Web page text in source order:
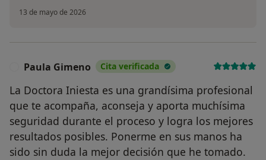
13 de mayo de 2026
Paula Gimeno Cita verificada
La Doctora Iniesta es una grandísima profesional
que te acompaña, aconseja y aporta muchísima
seguridad durante el proceso y logra los mejores
resultados posibles. Ponerme en sus manos ha
sido sin duda la mejor decisión que he tomado.